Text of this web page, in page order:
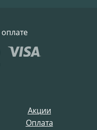
Акции
Оплата